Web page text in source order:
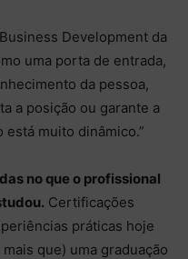
Development da
uma porta de entrada,
da pessoa,
a posição ou garante a
muito dinâmico.”
no que o profissional
Certificações
práticas hoje
que) uma graduação